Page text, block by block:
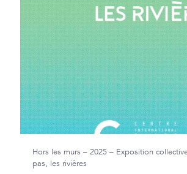
Hors les murs – 2025 – Exposition
pas, les rivières